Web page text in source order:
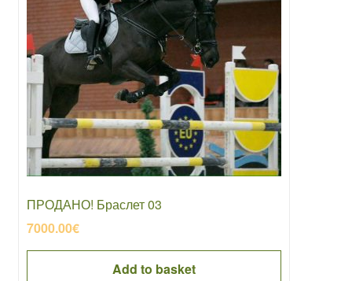
ПРОДАНО! Браслет 03
7000.00€
Add to basket